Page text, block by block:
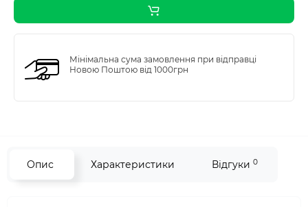
Мінімальна сума замовлення при відправці
Новою Поштою від 1000грн
Опис Характеристики Відгуки 0